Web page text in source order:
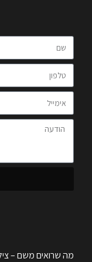
מה שרואים משם –